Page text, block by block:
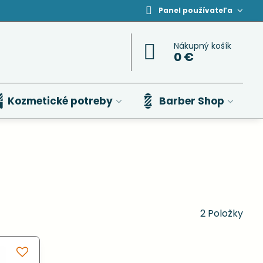
Panel používateľa
Nákupný košík
0 €
Kozmetické potreby Barber Shop
2 Položky